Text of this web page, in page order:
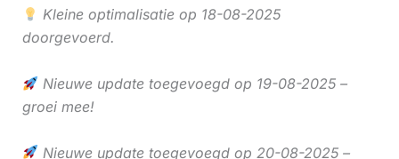
Kleine optimalisatie op 18-08-2025
doorgevoerd.
Nieuwe update toegevoegd op 19-08-2025 –
groei mee!
Nieuwe update toegevoegd op 20-08-2025 –